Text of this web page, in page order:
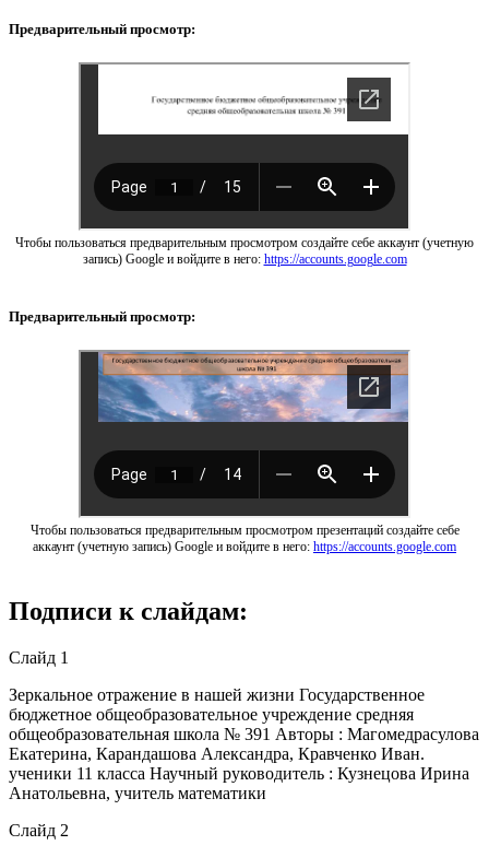
Предварительный просмотр:
Чтобы пользоваться предварительным просмотром создайте себе аккаунт (учетную
запись) Google и войдите в него: https://accounts.google.com
Предварительный просмотр:
Чтобы пользоваться предварительным просмотром презентаций создайте себе
аккаунт (учетную запись) Google и войдите в него: https://accounts.google.com
Подписи к слайдам:
Слайд 1
Зеркальное отражение в нашей жизни Государственное
бюджетное общеобразовательное учреждение средняя
общеобразовательная школа № 391 Авторы : Магомедрасулова
Екатерина, Карандашова Александра, Кравченко Иван.
ученики 11 класса Научный руководитель : Кузнецова Ирина
Анатольевна, учитель математики
Слайд 2